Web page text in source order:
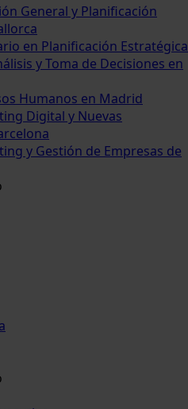
General y Planificación
en Planificación Estratégica
y Toma de Decisiones en
Humanos en Madrid
Digital y Nuevas
y Gestión de Empresas de